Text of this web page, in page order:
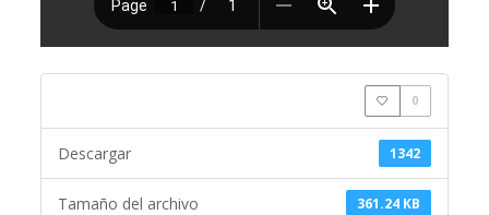
0
1342
Descargar
361.24 KB
Tamaño del archivo